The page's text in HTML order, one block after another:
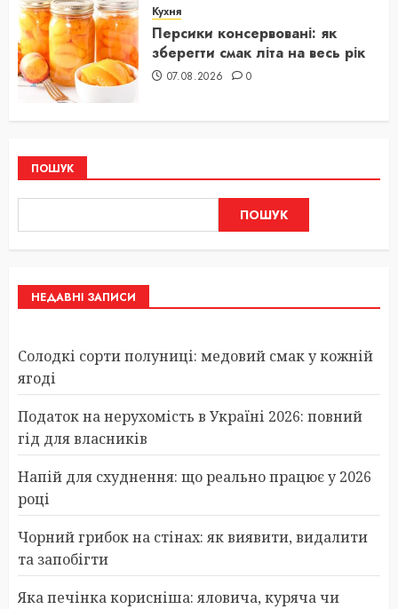
Кухня
Персики консервовані: як
зберегти смак літа на весь рік
07.08.2026 0
ПОШУК
ПОШУК
НЕДАВНІ ЗАПИСИ
Солодкі сорти полуниці: медовий смак у кожній
ягоді
Податок на нерухомість в Україні 2026: повний
гід для власників
Напій для схуднення: що реально працює у 2026
році
Чорний грибок на стінах: як виявити, видалити
та запобігти
Яка печінка корисніша: яловича, куряча чи